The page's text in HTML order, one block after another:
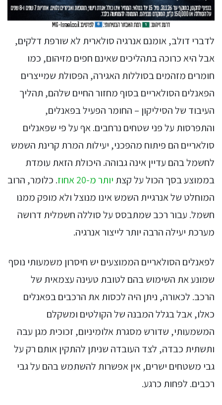
לדברי דולב, אומנם אנרגיה סולארית לא שורפת דלקים,
אבל היא כרוכה בתהליכים שאינם חפים מזיהום, כמו
חומרים מזהמים בסוללות האגירה, הפסולת שמייצרים
הפאנלים הסולאריים בסוף מחזור החיים שלהם, תהליך
העיבוד של הסיליקון – החומר הפעיל בפאנלים,
והתפרסות על פני שטחים נרחבים. אף על פי שפאנלים
סולאריים הם פיתוח מהפכני, יעילות המרת קרינת השמש
לחשמל בהם עדיין אינה גבוהה. היכולת הזאת עומדת
בממוצע בסך הכול על קצת יותר מ-20 אחוז
. כלומר, הרוב
המוחלט של אנרגיית השמש אינו מנוצל ולא מופק ממנו
חשמל. עבור רכב שמתבסס על סוללה חשמלית דרושה
מערכת יעילה הרבה יותר לייצור אנרגיה.
לפאנלים הסולאריים הממוצעים יש חיסרון משמעותי נוסף
שמונע את השימוש בהם לטובת טעינה עצמאית של
הרכב. לכאורה, ניתן היה לכסות את הרכבים בפאנלים
כאלו, אבל בגלל המבנה של הקולטים ומשקלם
המשמעותי, שדורש מסגרת אלומיניום, זכוכית מגן עבה
ותשתית כבדה, לצד העובדה שניתן להתקין אותם רק על
גבי משטחים ישרים, אין אפשרות להשתמש בהם על גבי
רכבים. לפחות כרגע.